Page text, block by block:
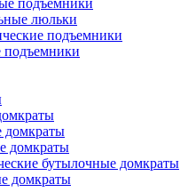
подъемники
люльки
подъемники
домкраты
домкраты
бутылочные домкраты
домкраты